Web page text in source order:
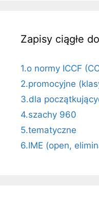
Zapisy ciągłe
1.o normy ICCF
2.promocyjne
3.dla
4.szachy 960
5.tematyczne
6.IME (open,